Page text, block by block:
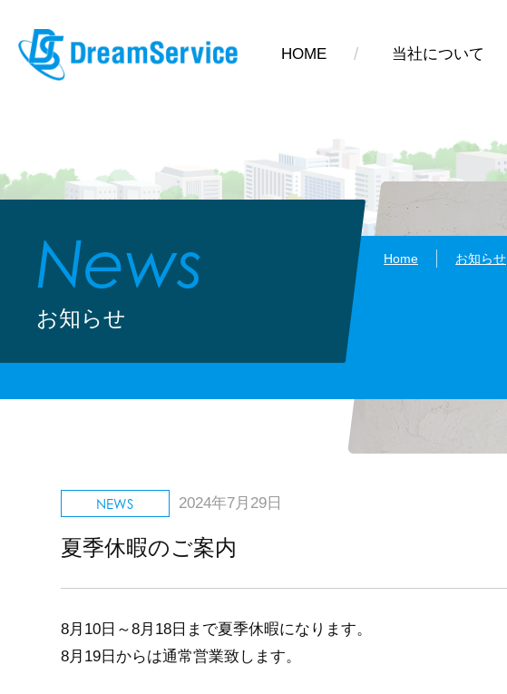
HOME 当社について
News
お知らせ
Home お知らせ
2024年7月29日
夏季休暇のご案内
8月10日～8月18日まで夏季休暇になります。
8月19日からは通常営業致します。